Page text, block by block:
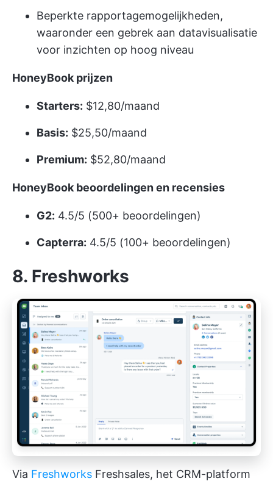
Beperkte rapportagemogelijkheden,
waaronder een gebrek aan datavisualisatie
voor inzichten op hoog niveau
HoneyBook prijzen
Starters: $12,80/maand
Basis: $25,50/maand
Premium: $52,80/maand
HoneyBook beoordelingen en recensies
G2: 4.5/5 (500+ beoordelingen)
Capterra: 4.5/5 (100+ beoordelingen)
8. Freshworks
Via Freshworks Freshsales, het CRM-platform